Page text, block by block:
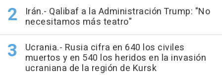
Irán.- Qalibaf a la Administración Trump: "No
necesitamos más teatro"
Ucrania.- Rusia cifra en 640 los civiles
muertos y en 540 los heridos en la invasión
ucraniana de la región de Kursk